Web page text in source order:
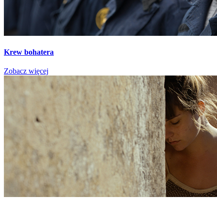
Krew bohatera
Zobacz więcej